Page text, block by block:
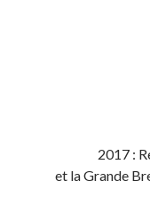
2017 :
et la Grande